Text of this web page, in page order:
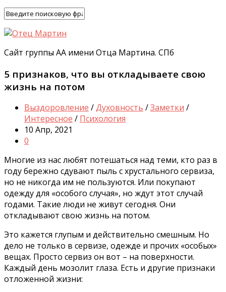
Сайт группы АА имени Отца Мартина. СПб
5 признаков, что вы откладываете свою
жизнь на потом
Выздоровление /Духовность /Заметки /
Интересное / Психология
10 Апр, 2021
0
Многие из нас любят потешаться над теми, кто раз в
году бережно сдувают пыль с хрустального сервиза,
но не никогда им не пользуются. Или покупают
одежду для «особого случая», но ждут этот случай
годами. Такие люди не живут сегодня. Они
откладывают свою жизнь на потом.
Это кажется глупым и действительно смешным. Но
дело не только в сервизе, одежде и прочих «особых»
вещах. Просто сервиз он вот – на поверхности.
Каждый день мозолит глаза. Есть и другие признаки
отложенной жизни: